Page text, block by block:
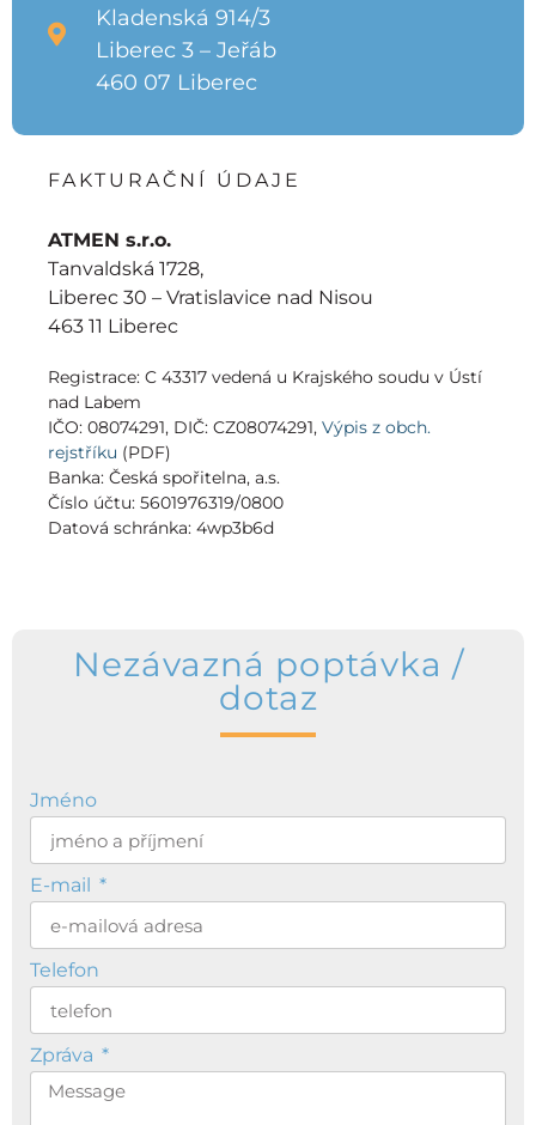
Kladenská 914/3
Liberec 3 – Jeřáb
460 07 Liberec
FAKTURAČNÍ ÚDAJE
ATMEN s.r.o.
Tanvaldská 1728,
Liberec 30 – Vratislavice nad Nisou
463 11 Liberec
Registrace: C 43317 vedená u Krajského soudu v Ústí
nad Labem
IČO: 08074291, DIČ: CZ08074291, Výpis z obch.
rejstříku (PDF)
Banka: Česká spořitelna, a.s.
Číslo účtu: 5601976319/0800
Datová schránka: 4wp3b6d
Nezávazná poptávka /
dotaz
Jméno
E-mail
Telefon
Zpráva